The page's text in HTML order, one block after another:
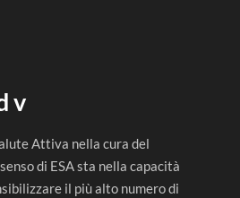
v
Attiva nella cura del
di ESA sta nella capacità
il più alto numero di